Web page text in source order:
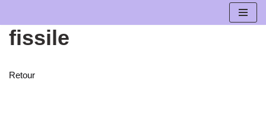
Aller
au
fissile
Retour